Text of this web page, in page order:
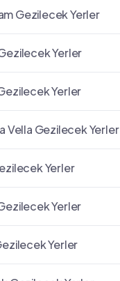
Gezilecek Yerler
Yerler
Yerler
Vella Gezilecek Yerler
Yerler
Yerler
Yerler